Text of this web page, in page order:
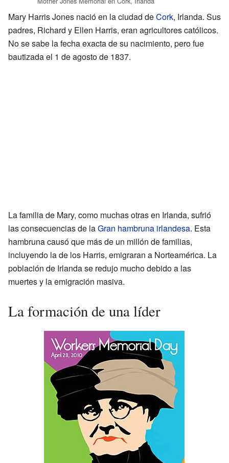
Mary Harris Jones nació en la ciudad deCork, Irlanda. Sus
padres, Richard y Ellen Harris, eran agricultores católicos.
No se sabe la fecha exacta de su nacimiento, pero fue
bautizada el 1 de agosto de 1837.
La familia de Mary, como muchas otras en Irlanda, sufrió
las consecuencias de laGran hambruna irlandesa. Esta
hambruna causó que más de un millón de familias,
incluyendo la de los Harris, emigraran a Norteamérica. La
población de Irlanda se redujo mucho debido a las
muertes y la emigración masiva.
La formación de una líder